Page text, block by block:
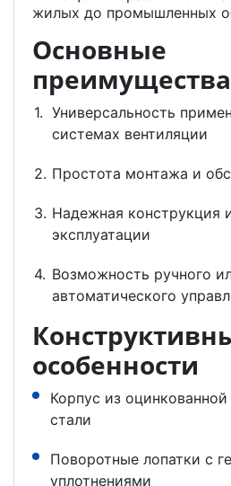
жилых до промышленных
Основные
преимущества
Универсальность
системах вентиляции
Простота монтажа и
Надежная конструкция
эксплуатации
Возможность ручного
автоматического
особенности
Корпус из
стали
Поворотные лопатки с
уплотнениями